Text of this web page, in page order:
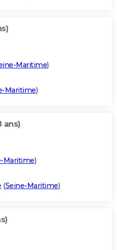
Maritime)
Maritime)
ans)
Maritime)
(Seine-Maritime)